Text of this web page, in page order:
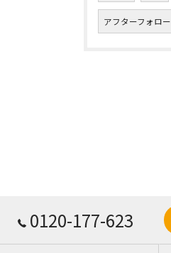
アフターフォロー
0120-177-623